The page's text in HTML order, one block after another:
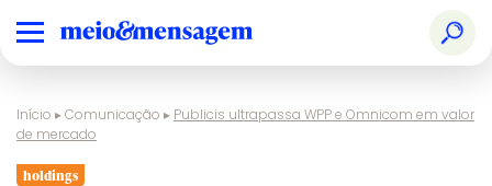
Início ▸Comunicação ▸ Publicis ultrapassa WPP e Omnicom em valor
de mercado
holdings